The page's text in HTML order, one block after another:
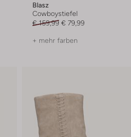
Blasz
Cowboystiefel
€ 159,99 € 79,99
+ mehr farben